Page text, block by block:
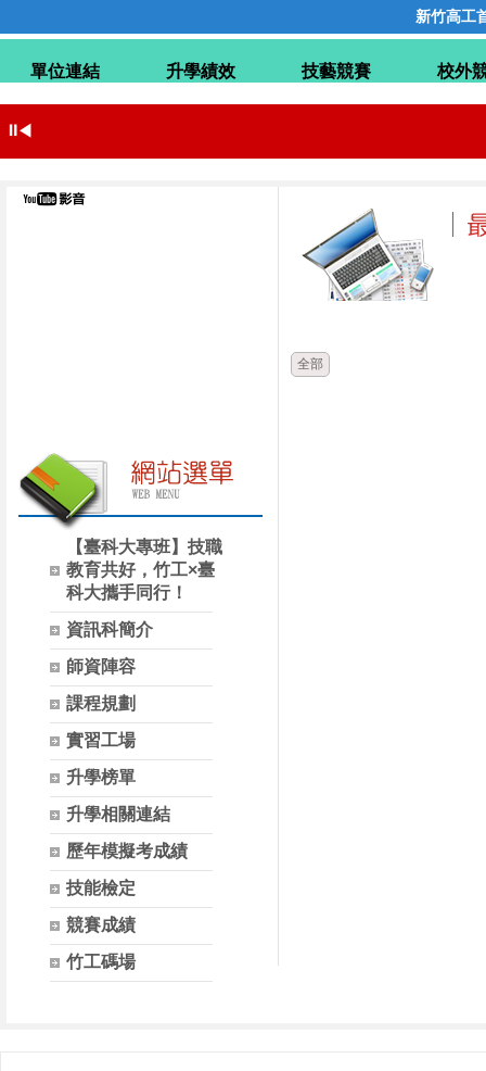
新竹高工
單位連結 升學績效 技藝競賽 校外
⏸◀
【臺科大專班】技職
教育共好，竹工×臺
科大攜手同行！
資訊科簡介
師資陣容
課程規劃
實習工場
升學榜單
升學相關連結
歷年模擬考成績
技能檢定
競賽成績
竹工碼場
全部